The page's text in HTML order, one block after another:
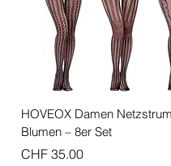
HOVEOX Damen
Blumen – 8er Set
Preis
CHF 35.00